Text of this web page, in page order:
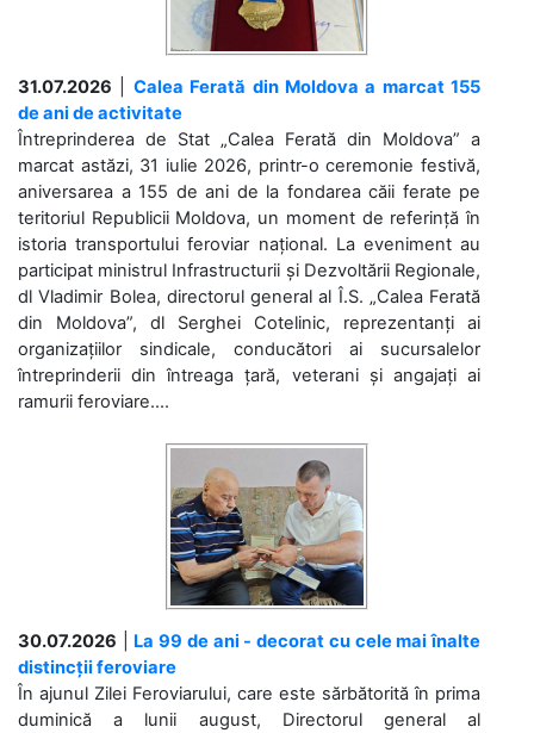
31.07.2026
Calea Ferată din Moldova a marcat 155
de ani de activitate
Întreprinderea de Stat „Calea Ferată din Moldova” a
marcat astăzi, 31 iulie 2026, printr-o ceremonie festivă,
aniversarea a 155 de ani de la fondarea căii ferate pe
teritoriul Republicii Moldova, un moment de referință în
istoria transportului feroviar național. La eveniment au
participat ministrul Infrastructurii și Dezvoltării Regionale,
dl Vladimir Bolea, directorul general al Î.S. „Calea Ferată
din Moldova”, dl Serghei Cotelinic, reprezentanți ai
organizațiilor sindicale, conducători ai sucursalelor
întreprinderii din întreaga țară, veterani și angajați ai
ramurii feroviare....
30.07.2026
La 99 de ani - decorat cu cele mai înalte
distincții feroviare
În ajunul Zilei Feroviarului, care este sărbătorită în prima
duminică a lunii august, Directorul general al